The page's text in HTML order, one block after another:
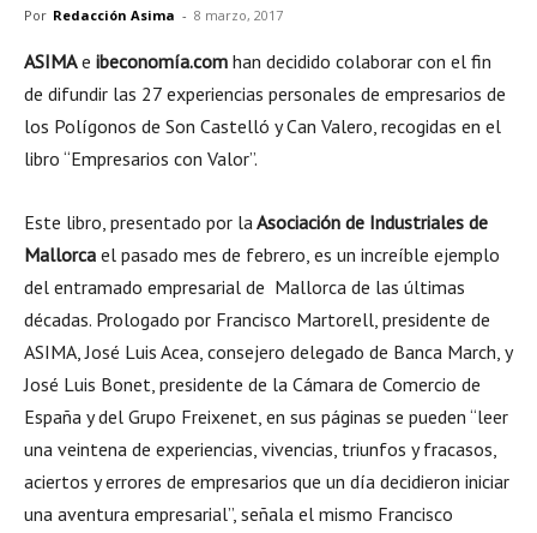
Por Redacción Asima - 8 marzo, 2017
ASIMAe ibeconomía.com han decidido colaborar con el fin
de difundir las 27 experiencias personales de empresarios de
los Polígonos de Son Castelló y Can Valero, recogidas en el
libro “Empresarios con Valor”.
Este libro, presentado por laAsociación de Industriales de
Mallorca el pasado mes de febrero, es un increíble ejemplo
del entramado empresarial de Mallorca de las últimas
décadas. Prologado por Francisco Martorell, presidente de
ASIMA, José Luis Acea, consejero delegado de Banca March, y
José Luis Bonet, presidente de la Cámara de Comercio de
España y del Grupo Freixenet, en sus páginas se pueden “leer
una veintena de experiencias, vivencias, triunfos y fracasos,
aciertos y errores de empresarios que un día decidieron iniciar
una aventura empresarial”, señala el mismo Francisco